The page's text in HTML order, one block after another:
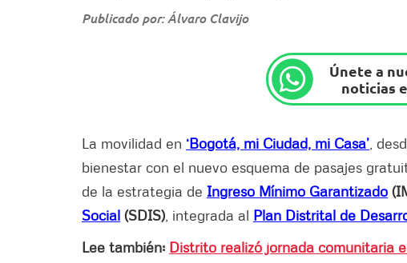
Publicado por: Álvaro Clavijo
Únete a
noticias
La movilidad en ‘Bogotá, mi Ciudad, mi Casa’ ,
bienestar con el nuevo esquema de pasajes
de la estrategia de Ingreso Mínimo Garantizado
Social (SDIS) , integrada al Plan Distrital de
Lee también: Distrito realizó jornada comunitaria